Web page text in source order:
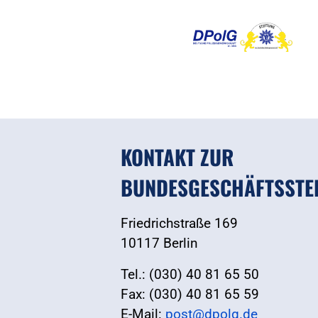
KONTAKT ZUR
Friedrichstraße 169
10117 Berlin
Tel.: (030) 40 81 65 50
Fax: (030) 40 81 65 59
E-Mail: post@dpolg.de